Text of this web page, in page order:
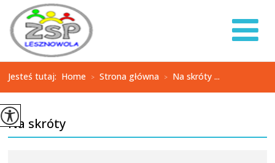
Jesteś tutaj: Home > Strona główna > Na skróty ...
Na skróty